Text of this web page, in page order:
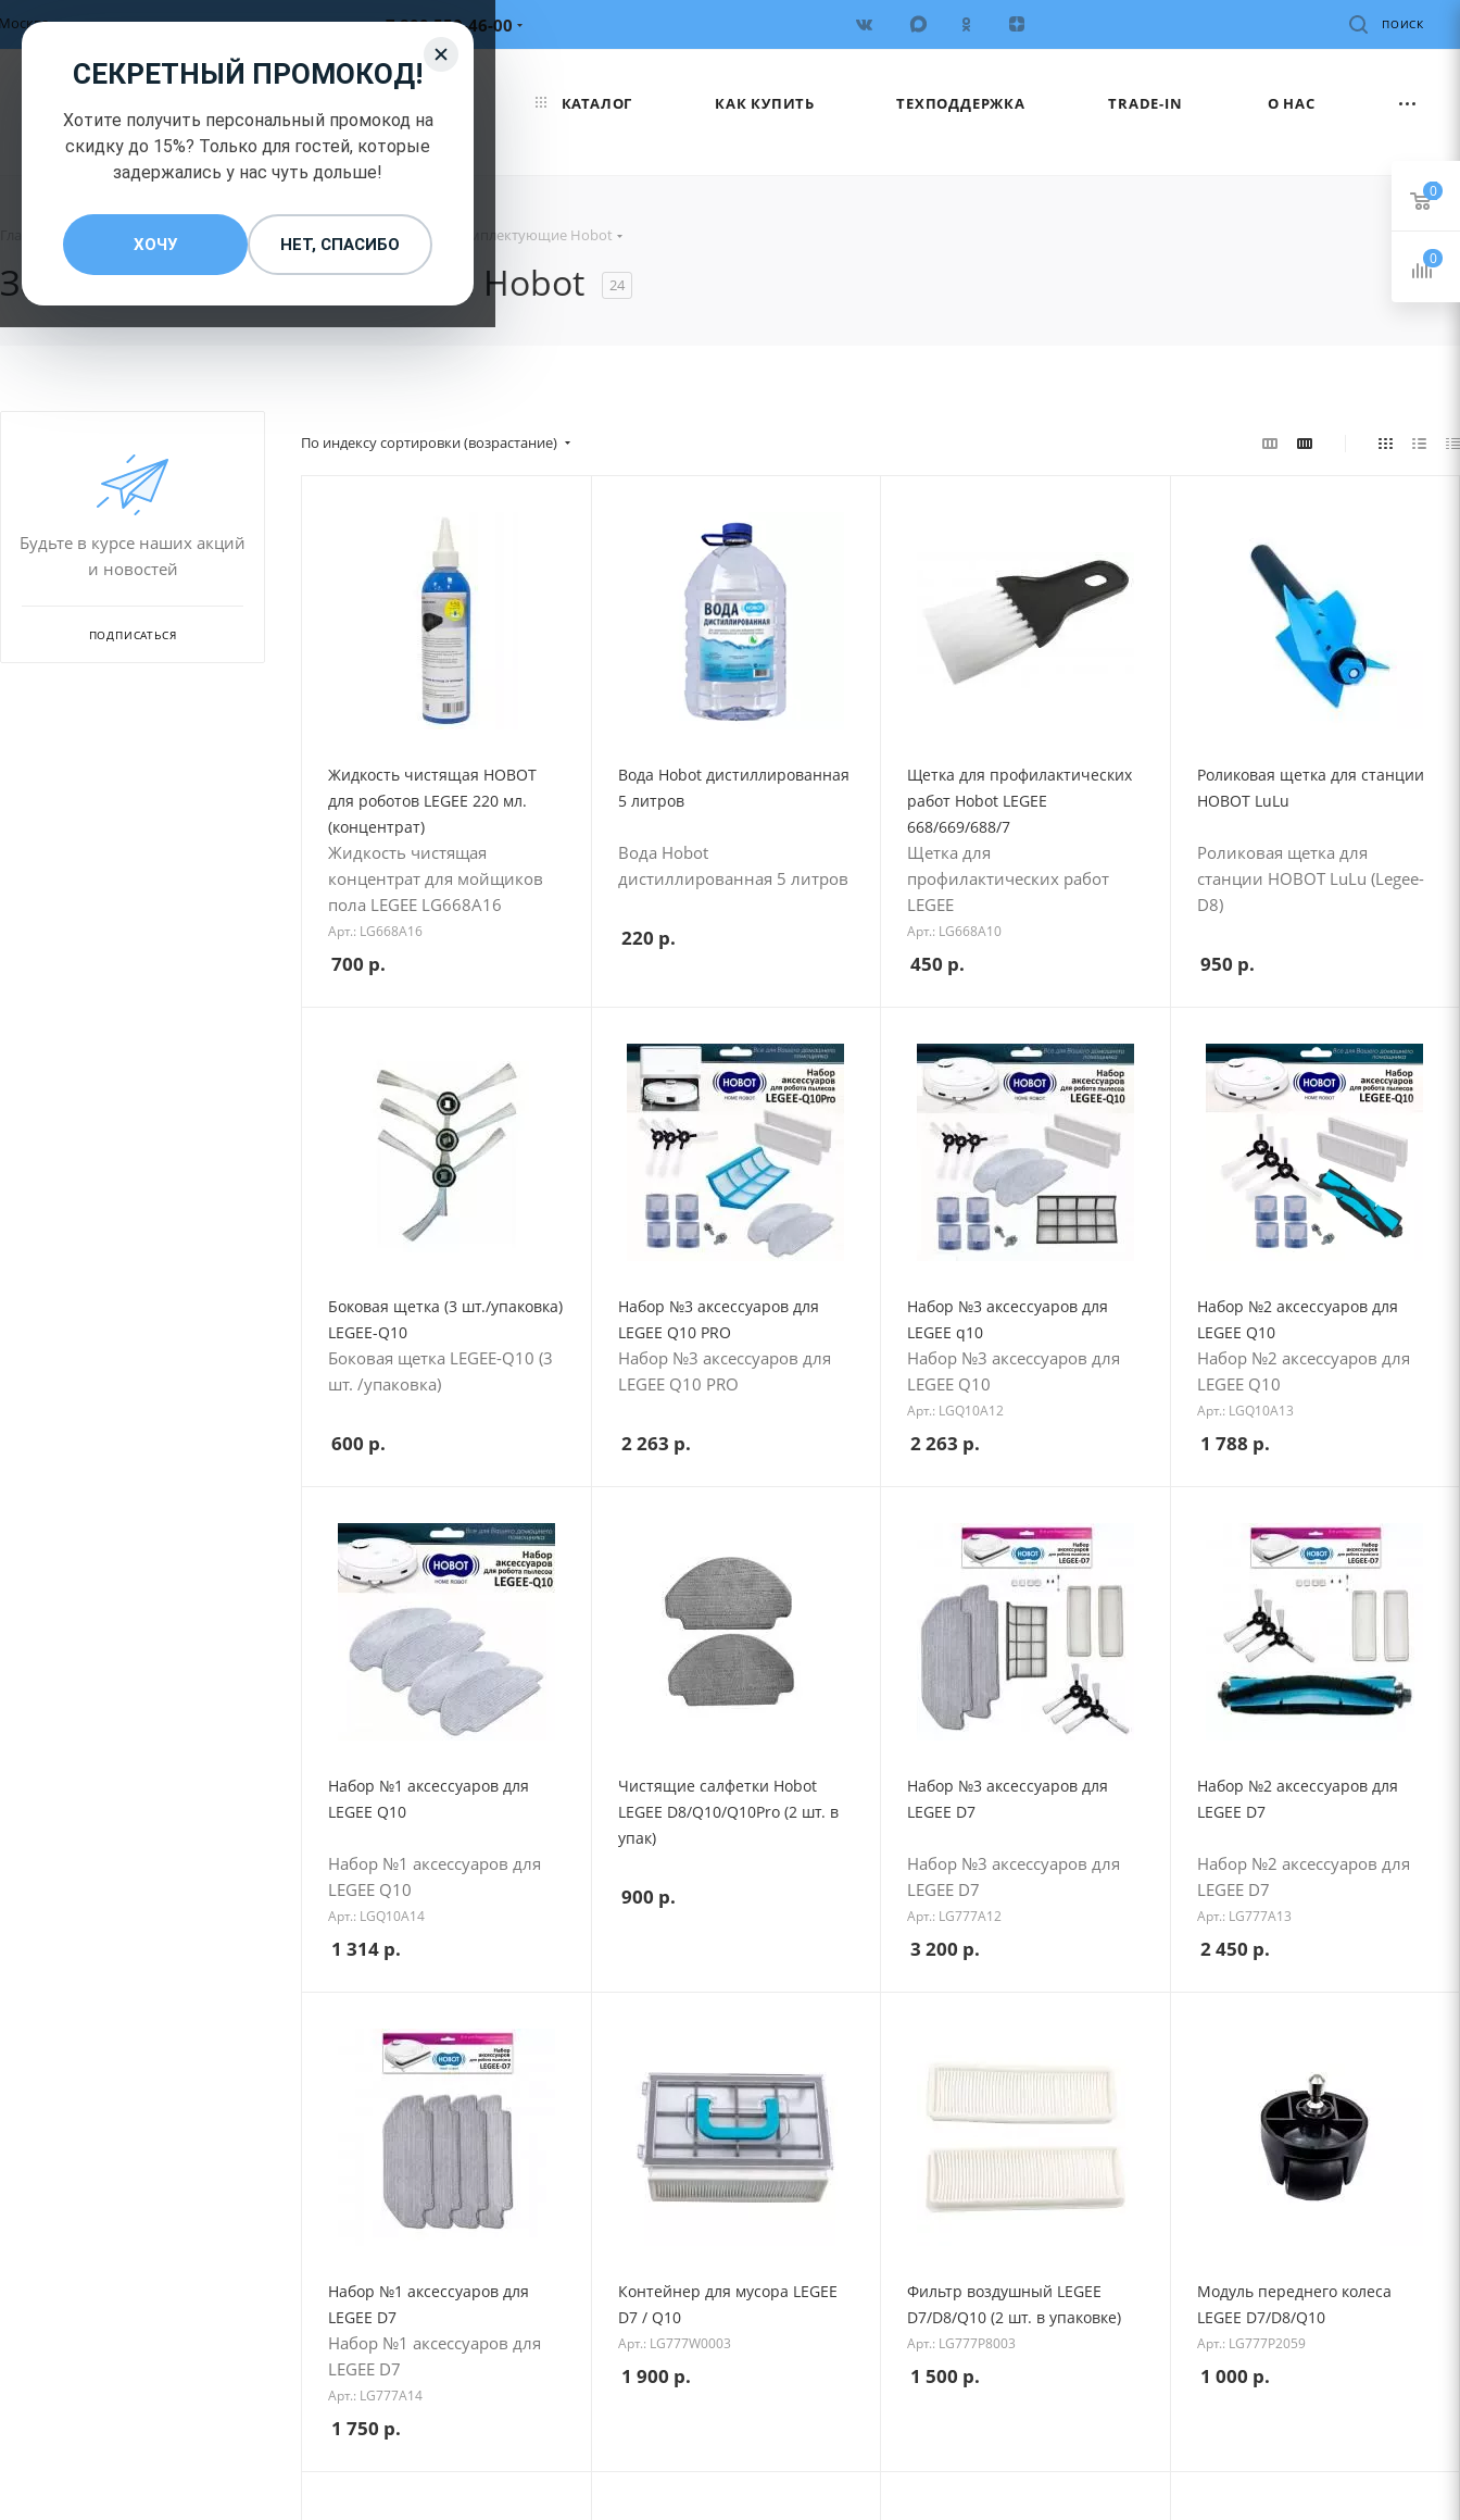
+7 800 550-46-00 ПОИСК
Официальный
HOBOT INC
КАТАЛОГ КАК КУПИТЬ ТЕХПОДДЕРЖКА TRADE-IN О НАС
— Запчасти и комплектующие Hobot — Запчасти и комплектующие Hobot
Запчасти и комплектующие Hobot 24
По индексу сортировки (возрастание)
Жидкость чистящая HOBOT
для роботов LEGEE 220 мл.
(концентрат)
Жидкость чистящая
концентрат для мойщиков
пола LEGEE LG668A16
Арт.: LG668A16
700 р.
Вода Hobot дистиллированная
5 литров
Вода Hobot
дистиллированная 5 литров
220 р.
Щетка для профилактических
работ Hobot LEGEE
668/669/688/7
Щетка для
профилактических работ
LEGEE
Арт.: LG668A10
450 р.
Роликовая щетка для станции
HOBOT LuLu
Роликовая щетка для
станции HOBOT LuLu (Legee-
D8)
950 р.
Боковая щетка (3 шт./упаковка)
LEGEE-Q10
Боковая щетка LEGEE-Q10 (3
шт. /упаковка)
600 р.
Набор №3 аксессуаров для
LEGEE Q10 PRO
Набор №3 аксессуаров для
LEGEE Q10 PRO
2 263 р.
Набор №3 аксессуаров для
LEGEE q10
Набор №3 аксессуаров для
LEGEE Q10
Арт.: LGQ10A12
2 263 р.
Набор №2 аксессуаров для
LEGEE Q10
Набор №2 аксессуаров для
LEGEE Q10
Арт.: LGQ10A13
1 788 р.
Набор №1 аксессуаров для
LEGEE Q10
Набор №1 аксессуаров для
LEGEE Q10
Арт.: LGQ10A14
1 314 р.
Чистящие салфетки Hobot
LEGEE D8/Q10/Q10Pro (2 шт. в
упак)
900 р.
Набор №3 аксессуаров для
LEGEE D7
Набор №3 аксессуаров для
LEGEE D7
Арт.: LG777A12
3 200 р.
Набор №2 аксессуаров для
LEGEE D7
Набор №2 аксессуаров для
LEGEE D7
Арт.: LG777A13
2 450 р.
Набор №1 аксессуаров для
LEGEE D7
Набор №1 аксессуаров для
LEGEE D7
Арт.: LG777A14
1 750 р.
Контейнер для мусора LEGEE
D7 / Q10
Арт.: LG777W0003
1 900 р.
Фильтр воздушный LEGEE
D7/D8/Q10 (2 шт. в упаковке)
Арт.: LG777P8003
1 500 р.
Модуль переднего колеса
LEGEE D7/D8/Q10
Арт.: LG777P2059
1 000 р.
Будьте в курсе наших акций
и новостей
ПОДПИСАТЬСЯ
0
0
СЕКРЕТНЫЙ ПРОМОКОД!
Хотите получить персональный промокод на
скидку до 15%? Только для гостей, которые
задержались у нас чуть дольше!
ХОЧУ НЕТ, СПАСИБО